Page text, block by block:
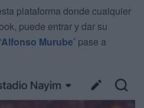
plataforma donde cualquier
puede entrar y dar su
‘Alfonso Murube’ pase a